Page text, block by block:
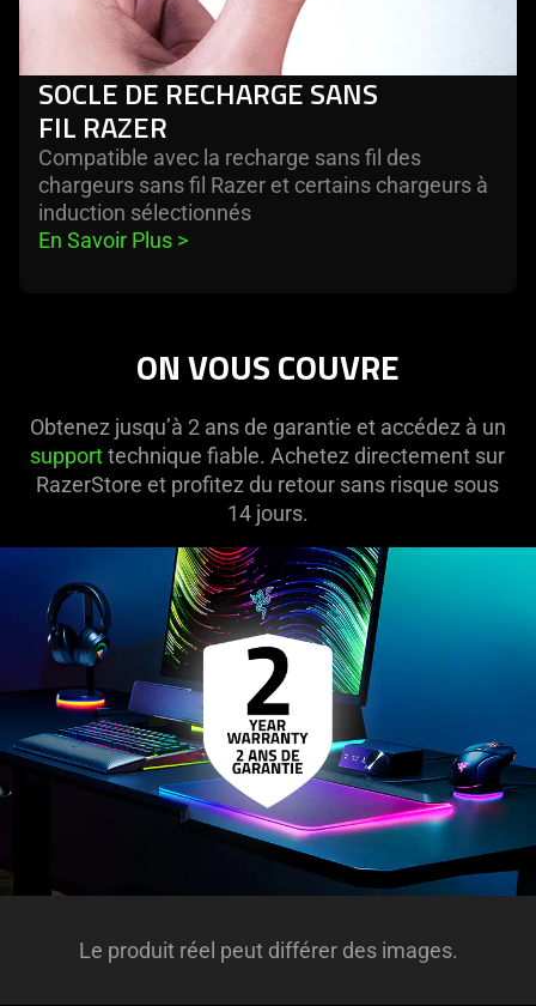
SOCLE DE RECHARGE SANS
FIL RAZER
Compatible avec la recharge sans fil des
chargeurs sans fil Razer et certains chargeurs à
induction sélectionnés
En Savoir Plus >
ON VOUS COUVRE
Obtenez jusqu’à 2 ans de garantie et accédez à un
supporttechnique fiable. Achetez directement sur
RazerStore et profitez du retour sans risque sous
14 jours.
Le produit réel peut différer des images.